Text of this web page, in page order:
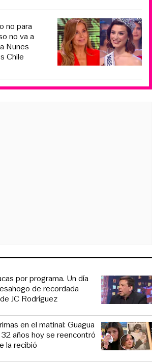
no para
no va a
Nunes
Chile
por programa. Un día
de recordada
JC Rodríguez
en el matinal: Guagua
años hoy se reencontró
la recibió